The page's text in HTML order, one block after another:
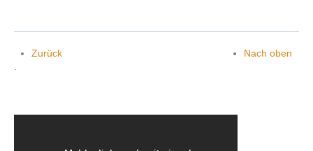
Zurück
Nach oben